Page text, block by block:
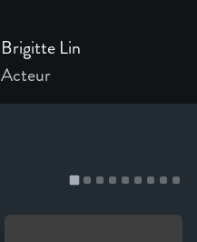
Brigitte Lin
Acteur